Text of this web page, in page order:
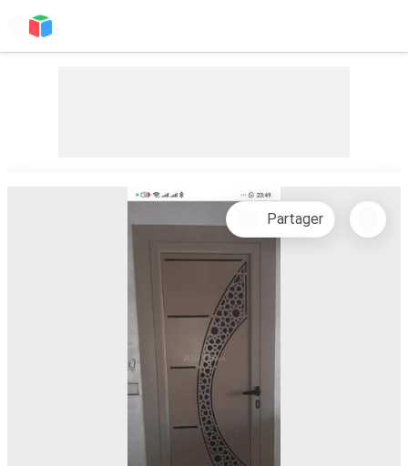
Partager